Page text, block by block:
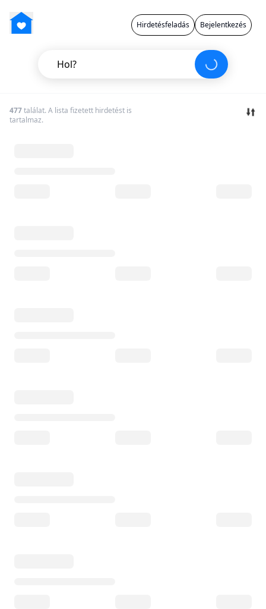
Hirdetésfeladás Bejelentkezés
Hol?
477találat. A lista fizetett hirdetést is
tartalmaz.